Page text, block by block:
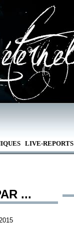
LIVE-REPORTS
...